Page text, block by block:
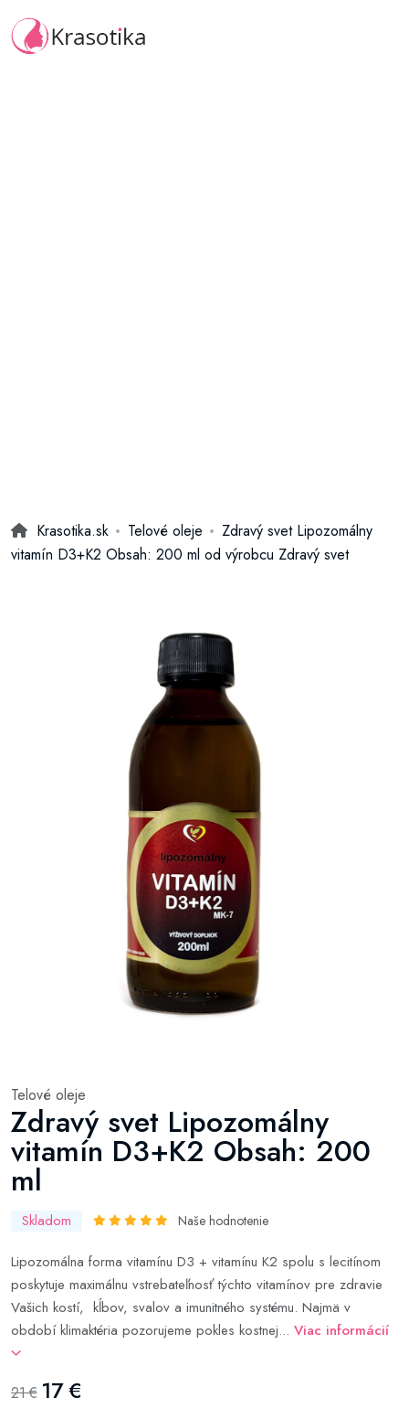
Krasotika.sk Telové oleje
Zdravý svet Lipozomálny
vitamín D3+K2 Obsah: 200 ml od výrobcu Zdravý svet
Telové oleje
Zdravý svet Lipozomálny
vitamín D3+K2 Obsah: 200
ml
Skladom Naše hodnotenie
Lipozomálna forma vitamínu D3 + vitamínu K2 spolu s lecitínom
poskytuje maximálnu vstrebateľnosť týchto vitamínov pre zdravie
Vašich kostí, kĺbov, svalov a imunitného systému. Najmä v
období klimaktéria pozorujeme pokles kostnej... Viac informácií
21 € 17 €